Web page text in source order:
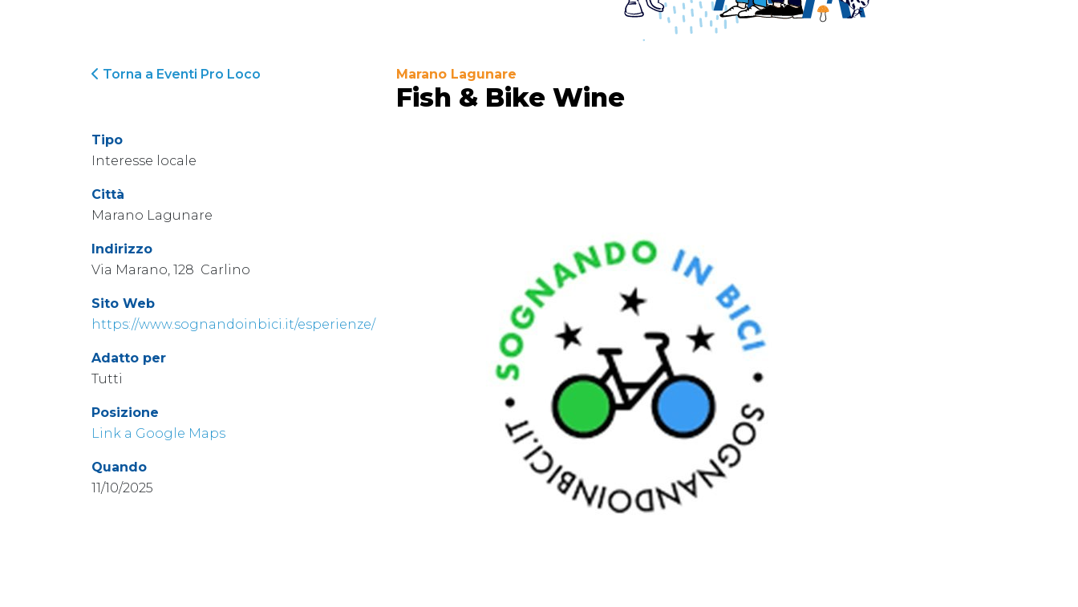
Torna a Eventi Pro Loco
Tipo
Interesse locale
Città
Marano Lagunare
Indirizzo
Via Marano, 128 Carlino
Sito Web
https://www.sognandoinbici.it/esperienze/
Adatto per
Tutti
Posizione
Link a Google Maps
Quando
11/10/2025
Marano Lagunare
Fish & Bike Wine